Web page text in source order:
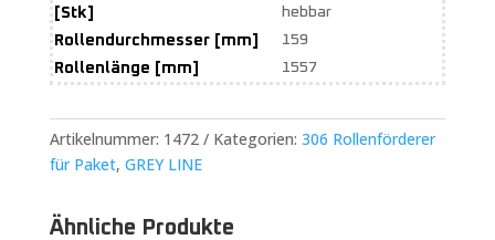
[Stk]
hebbar
Rollendurchmesser [mm] 159
Rollenlänge [mm] 1557
Artikelnummer: 1472 Kategorien: 306 Rollenförderer
für Paket, GREY LINE
Ähnliche Produkte